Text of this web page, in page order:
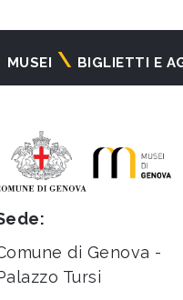
Navigazione
MUSEI BIGLIETTI E
di Genova -
Tursi